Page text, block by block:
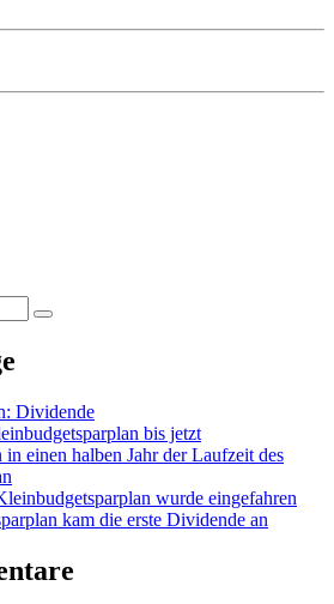
Suchen
Dividende
bis jetzt
in einen halben Jahr der Laufzeit des
wurde eingefahren
kam die erste Dividende an